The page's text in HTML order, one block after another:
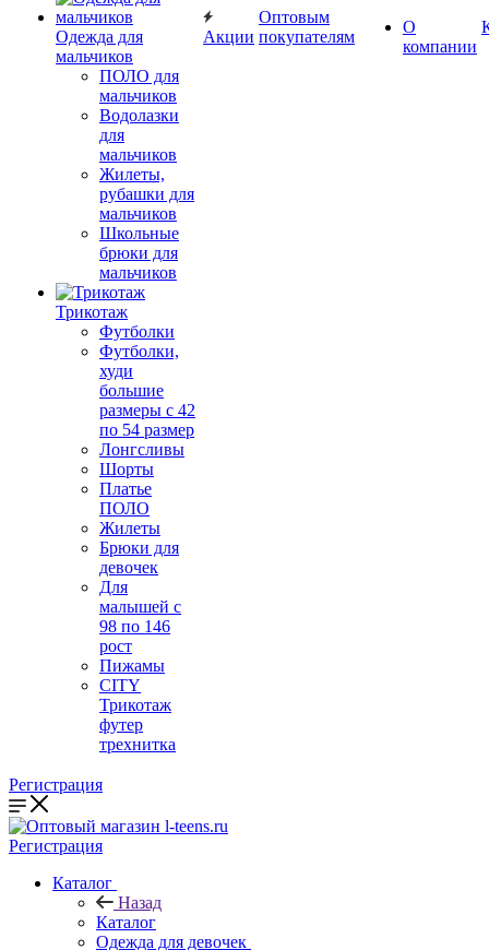
Одежда для
мальчиков
ПОЛО для
мальчиков
Водолазки
для
мальчиков
Жилеты,
рубашки для
мальчиков
Школьные
брюки для
мальчиков
Трикотаж
Футболки
Футболки,
худи
большие
размеры с 42
по 54 размер
Лонгсливы
Шорты
Платье
ПОЛО
Жилеты
Брюки для
девочек
Для
малышей с
98 по 146
рост
Пижамы
CITY
Трикотаж
футер
трехнитка
Акции
Оптовым
покупателям
О
компании
Регистрация
Регистрация
Каталог
Назад
Каталог
Одежда для девочек